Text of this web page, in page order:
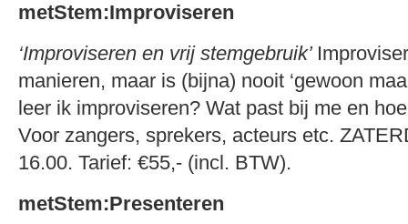
metStem:Improviseren
‘Improviseren en vrij stemgebruik’
manieren, maar is (bijna) nooit ‘gewoon
leer ik improviseren? Wat past bij me en
Voor zangers, sprekers, acteurs etc.
16.00. Tarief: €55,- (incl. BTW).
metStem:Presenteren